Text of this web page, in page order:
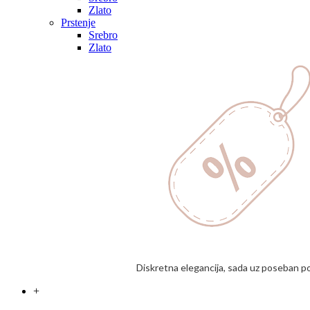
Zlato
Prstenje
Srebro
Zlato
Diskretna elegancija, sada uz poseban
+